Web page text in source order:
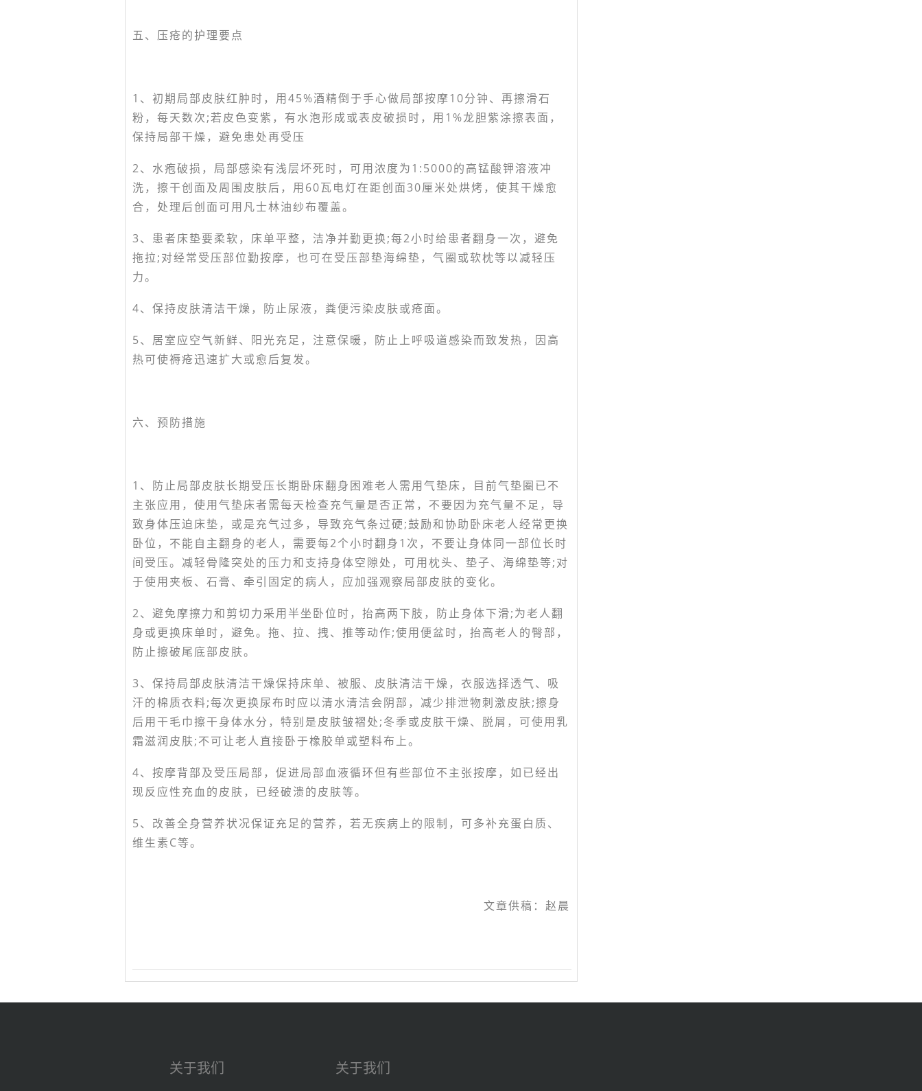
五、压疮的护理要点
1、初期局部皮肤红肿时，用45%酒精倒于手心做局部按摩10分钟、再擦滑石
粉，每天数次;若皮色变紫，有水泡形成或表皮破损时，用1%龙胆紫涂擦表面，
保持局部干燥，避免患处再受压
2、水疱破损，局部感染有浅层坏死时，可用浓度为1:5000的高锰酸钾溶液冲
洗，擦干创面及周围皮肤后，用60瓦电灯在距创面30厘米处烘烤，使其干燥愈
合，处理后创面可用凡士林油纱布覆盖。
3、患者床垫要柔软，床单平整，洁净并勤更换;每2小时给患者翻身一次，避免
拖拉;对经常受压部位勤按摩，也可在受压部垫海绵垫，气圈或软枕等以减轻压
力。
4、保持皮肤清洁干燥，防止尿液，粪便污染皮肤或疮面。
5、居室应空气新鲜、阳光充足，注意保暖，防止上呼吸道感染而致发热，因高
热可使褥疮迅速扩大或愈后复发。
六、预防措施
1、防止局部皮肤长期受压长期卧床翻身困难老人需用气垫床，目前气垫圈已不
主张应用，使用气垫床者需每天检查充气量是否正常，不要因为充气量不足，导
致身体压迫床垫，或是充气过多，导致充气条过硬;鼓励和协助卧床老人经常更换
卧位，不能自主翻身的老人，需要每2个小时翻身1次，不要让身体同一部位长时
间受压。减轻骨隆突处的压力和支持身体空隙处，可用枕头、垫子、海绵垫等;对
于使用夹板、石膏、牵引固定的病人，应加强观察局部皮肤的变化。
2、避免摩擦力和剪切力采用半坐卧位时，抬高两下肢，防止身体下滑;为老人翻
身或更换床单时，避免。拖、拉、拽、推等动作;使用便盆时，抬高老人的臀部，
防止擦破尾底部皮肤。
3、保持局部皮肤清洁干燥保持床单、被服、皮肤清洁干燥，衣服选择透气、吸
汗的棉质衣料;每次更换尿布时应以清水清洁会阴部，减少排泄物刺激皮肤;擦身
后用干毛巾擦干身体水分，特别是皮肤皱褶处;冬季或皮肤干燥、脱屑，可使用乳
霜滋润皮肤;不可让老人直接卧于橡胶单或塑料布上。
4、按摩背部及受压局部，促进局部血液循环但有些部位不主张按摩，如已经出
现反应性充血的皮肤，已经破溃的皮肤等。
5、改善全身营养状况保证充足的营养，若无疾病上的限制，可多补充蛋白质、
维生素C等。
文章供稿：赵晨
关于我们 关于我们